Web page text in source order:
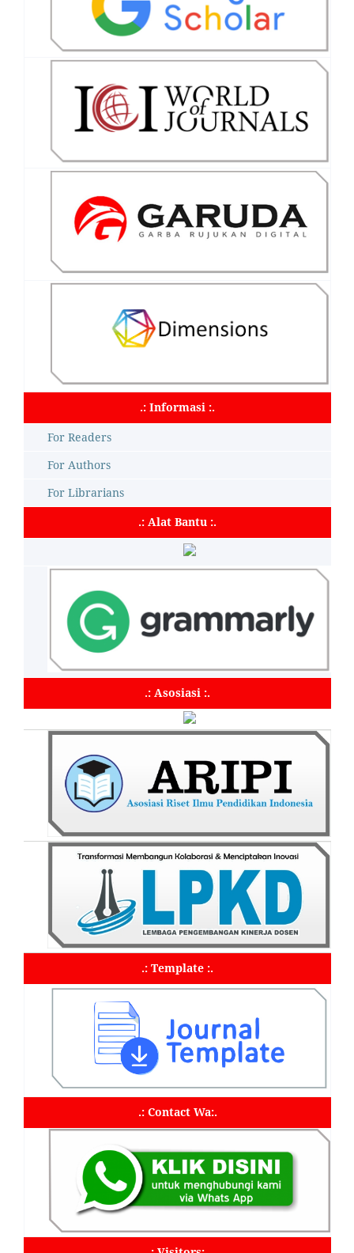
.: Informasi :.
For Readers
For Authors
For Librarians
.: Alat Bantu :.
.: Asosiasi :.
.: Template :.
.: Contact Wa:.